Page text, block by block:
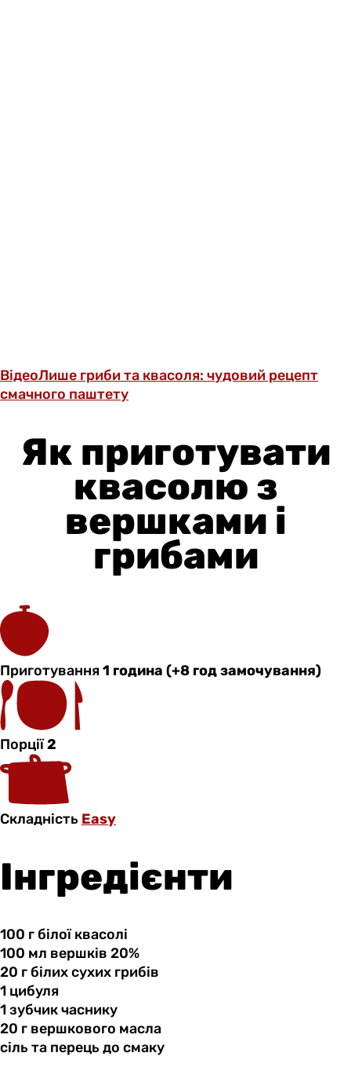
ВідеоЛише гриби та квасоля: чудовий рецепт
смачного паштету
Як приготувати
квасолю з
вершками і
грибами
Приготування1 година (+8 год замочування)
Порції2
Складність Easy
Інгредієнти
100 г білоїквасолі
100 мл вершків 20%
20 г білихсухих грибів
1 цибуля
1 зубчикчаснику
20 г вершкового масла
сіль та перець до смаку